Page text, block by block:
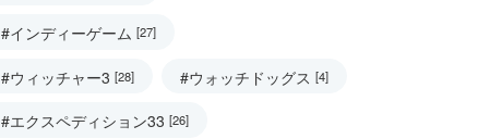
#インディーゲーム [27]
#ウィッチャー3 [28] #ウォッチドッグス [4]
#エクスペディション33 [26]